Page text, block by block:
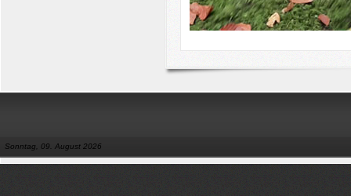
Sonntag, 09. August 2026